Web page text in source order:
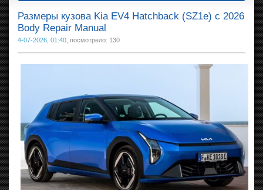
Размеры кузова Kia EV4 Hatchback (SZ1e) с 2026
Body Repair Manual
4-07-2026, 01:40 , посмотрело: 130